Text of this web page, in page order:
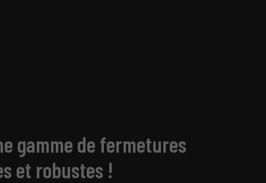
gamme de fermetures
et robustes !